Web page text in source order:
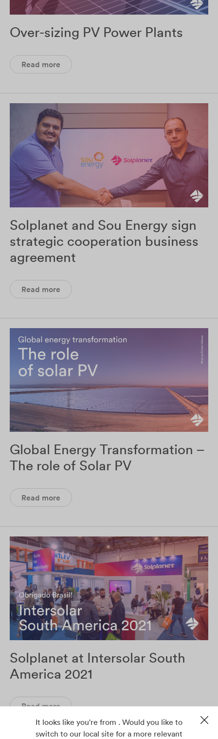
Over-sizing PV Power Plants
Read more
Solplanet and Sou Energy sign
strategic cooperation business
agreement
Read more
Global Energy Transformation –
The role of Solar PV
Read more
Solplanet at Intersolar South
America 2021
Read more
It looks like you're from . Would you like to
switch to our local site for a more relevant